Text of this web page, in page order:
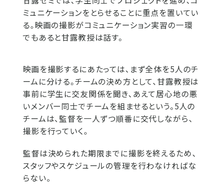
ミュニケーションをとらせることに重点を置いてい
る。映画の撮影がコミュニケーション実習の一環
でもあると甘露教授は話す。
映画を撮影するにあたっては、まず全体を5人のチ
ームに分ける。チームの決め方として、甘露教授は
事前に学生に交友関係を聞き、あえて居心地の悪
いメンバー同士でチームを組ませるという。5人の
チームは、監督を一人ずつ順番に交代しながら、
撮影を行っていく。
監督は決められた期限までに撮影を終えるため、
スタッフやスケジュールの管理を行わなければな
らない。